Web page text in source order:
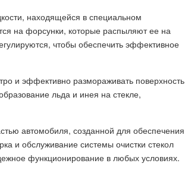
находящейся в специальном
на форсунки, которые распыляют ее на
чтобы обеспечить эффективное
и эффективно размораживать поверхность
льда и инея на стекле,
автомобиля, созданной для обеспечения
и обслуживание системы очистки стекол
функционирование в любых условиях.